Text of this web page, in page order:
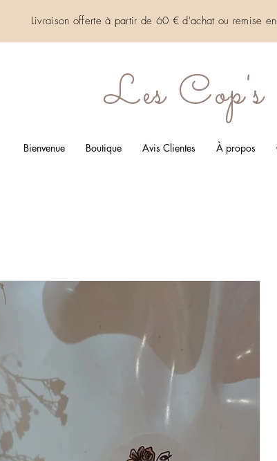
Livraison offerte à partir de 60 € d'achat ou remise
Les
Bienvenue Boutique Avis Clientes À propos